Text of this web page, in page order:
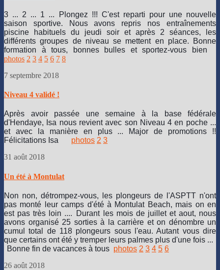
3 ... 2 ... 1 ... Plongez !!! C'est reparti pour une nouvelle
saison sportive. Nous avons repris nos entraînements
piscine habituels du jeudi soir et après 2 séances, les
différents groupes de niveau se mettent en place. Bonne
formation à tous, bonnes bulles et sportez-vous bien
photos 2 3 4 5 6 7 8
7 septembre 2018
Niveau 4 validé !
Après avoir passée une semaine à la base fédérale
d'Hendaye, Isa nous revient avec son Niveau 4 en poche ...
et avec la manière en plus ... Major de promotions !!
Félicitations Isa
photos 2 3
31 août 2018
Un été à Montulat
Non non, détrompez-vous, les plongeurs de l'ASPTT n'ont
pas monté leur camps d'été à Montulat Beach, mais on en
est pas très loin ....
Durant les mois de juillet et aout, nous
avons organisé 25 sorties à la carrière et on dénombre un
cumul total de 118 plongeurs sous l'eau. Autant vous dire
que certains ont été y tremper leurs palmes plus d'une fois ...
Bonne fin de vacances à tous photos 2 3 4 5 6
26 août 2018